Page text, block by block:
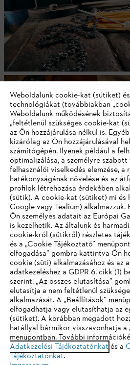
Egyéni védőfelszerelések
A STIHL HÍRLEVELÉNEK
TÖBBÉ NEM MARAD
e-mail cím
IHR BROWSER WIRD
UNTERSTÜTZT
Sie nutzen einen Browser, den wir
eine optimale Nutzung unserer Seite
einem der folgenden Browser zu
Weboldalunk cookie-kat (sütiket)
technológiákat (továbbiakban
Weboldalunk működésének
„feltétlenül szükséges cookie-kat
az Ön hozzájárulása nélkül is.
kizárólag az Ön hozzájárulásával
számítógépén. Ilyenek például a
optimalizálása, a személyre
felhasználói viselkedés elemzése, a
hatékonyságának növelése és az
profilok létrehozása érdekében
(sütik). A cookie-kat (sütiket) mi és
Google vagy Tealium) alkalmazzuk.
Ön személyes adatait az Európai
is kezelhetik. Az általunk és
cookie-król (sütikről) részletes
és a „Cookie Tájékoztató”
elfogadása” gombra kattintva Ön
cookie (süti) alkalmazásához és az
adatkezeléshez a GDPR 6. cikk (1)
szerint. „Az összes elutasítása”
elutasítja a nem feltétlenül
alkalmazását. A „Beállítások”
elfogadhatja vagy elutasíthatja az
(sütiket). A korábban megadott
hatállyal bármikor visszavonhatja a
menüpontban. További
Adatkezelési Tájékoztatónkat és a
Tájékoztatónkat.